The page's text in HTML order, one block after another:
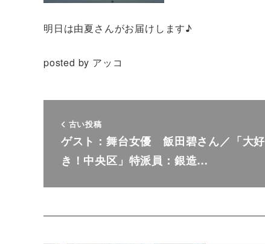
明日は由夏さんがお届けします♪
posted by アッコ
古い投稿
ゲスト：舞台女優 飯田碧さん／「大好
き！中央区」特派員：銀造…